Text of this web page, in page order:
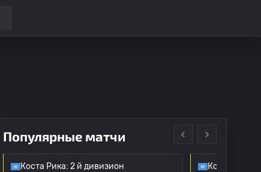
Популярные матчи
Коста Рика: 2 й дивизион
Коста Рика: